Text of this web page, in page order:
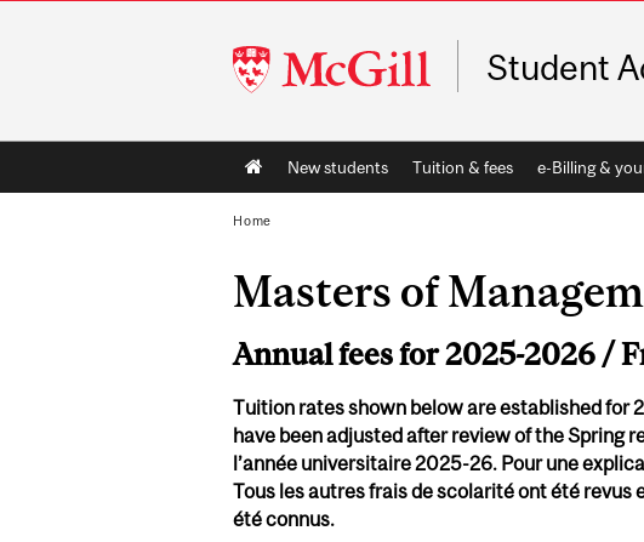
McGill
University
Student
Main
navigation
New students Tuition & fees e-Billing &
Home
Masters of
Annual fees for 2025-2026 /
Tuition rates shown below are established for
have been adjusted after review of the Spring
l’année universitaire 2025-26. Pour une
Tous les autres frais de scolarité ont été
été connus.